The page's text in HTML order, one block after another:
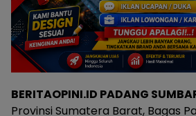
BERITAOPINI.ID PADANG
Provinsi Sumatera Barat, Bagas